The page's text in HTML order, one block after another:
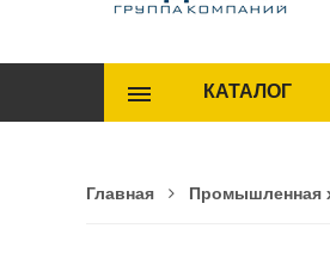
КАТАЛОГ
Главная Промышленная